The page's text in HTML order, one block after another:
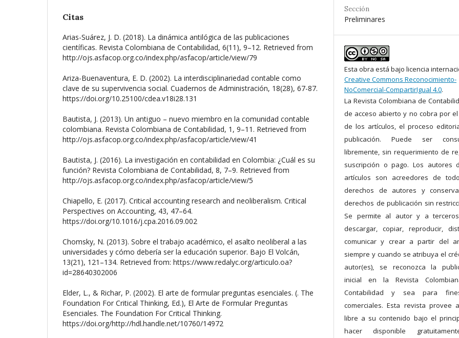
Citas
Arias-Suárez, J. D. (2018). La dinámica antilógica de las publicaciones
científicas. Revista Colombiana de Contabilidad, 6(11), 9–12. Retrieved from
http://ojs.asfacop.org.co/index.php/asfacop/article/view/79
Ariza-Buenaventura, E. D. (2002). La interdisciplinariedad contable como
clave de su supervivencia social. Cuadernos de Administración, 18(28), 67-87.
https://doi.org/10.25100/cdea.v18i28.131
Bautista, J. (2013). Un antiguo – nuevo miembro en la comunidad contable
colombiana. Revista Colombiana de Contabilidad, 1, 9–11. Retrieved from
http://ojs.asfacop.org.co/index.php/asfacop/article/view/41
Bautista, J. (2016). La investigación en contabilidad en Colombia: ¿Cuál es su
función? Revista Colombiana de Contabilidad, 8, 7–9. Retrieved from
http://ojs.asfacop.org.co/index.php/asfacop/article/view/5
Chiapello, E. (2017). Critical accounting research and neoliberalism. Critical
Perspectives on Accounting, 43, 47–64.
https://doi.org/10.1016/j.cpa.2016.09.002
Chomsky, N. (2013). Sobre el trabajo académico, el asalto neoliberal a las
universidades y cómo debería ser la educación superior. Bajo El Volcán,
13(21), 121–134. Retrieved from: https://www.redalyc.org/articulo.oa?
id=28640302006
Elder, L., & Richar, P. (2002). El arte de formular preguntas esenciales. (. The
Foundation For Critical Thinking, Ed.), El Arte de Formular Preguntas
Esenciales. The Foundation For Critical Thinking.
https://doi.org/http://hdl.handle.net/10760/14972
Sección
Preliminares
Esta obra está bajo licencia
Creative Commons Reconocimiento-
NoComercial-CompartirIgual 4.0.
La Revista Colombiana de
de acceso abierto y no cobra por
de los artículos, el proceso
publicación. Puede ser
libremente, sin requerimiento de
suscripción o pago. Los autores
artículos son acreedores de
derechos de autores y
derechos de publicación sin
Se permite al autor y a
descargar, copiar, reproducir,
comunicar y crear a partir del
siempre y cuando se atribuya el
autor(es), se reconozca la
inicial en la Revista
Contabilidad y sea para
comerciales. Esta revista provee
libre a su contenido bajo el
hacer disponible